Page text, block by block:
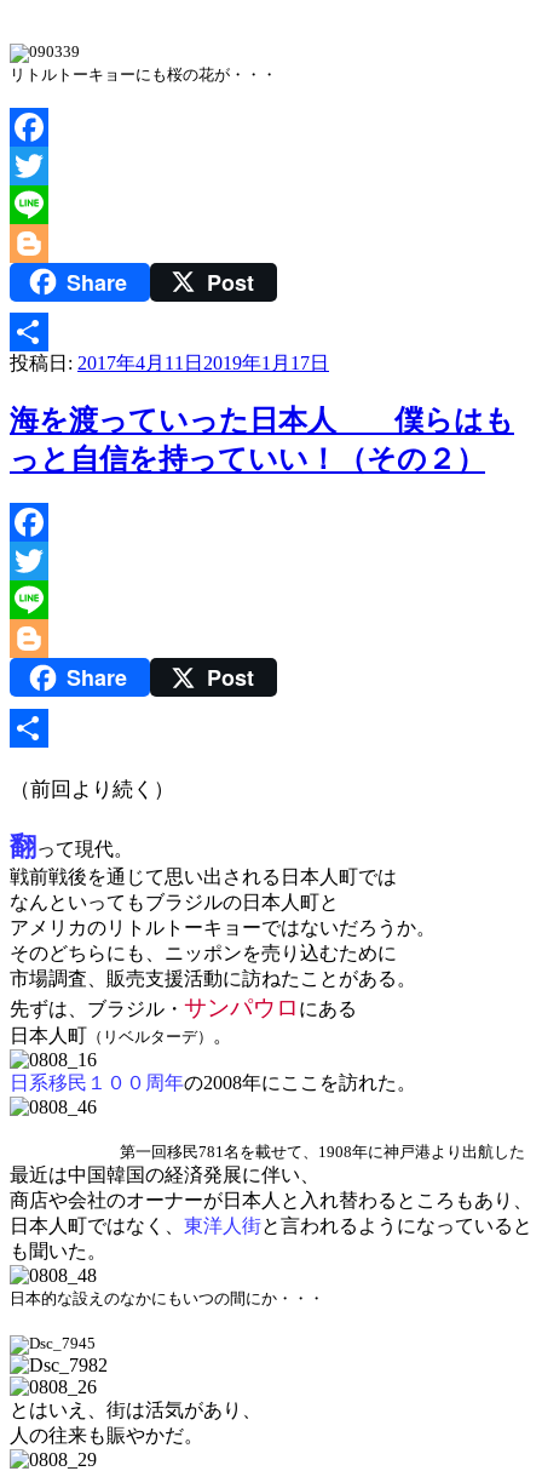
リトルトーキョーにも桜の花が・・・
Facebook
Twitter
Line
BloggerShare Post
共
有
投稿日: 2017年4月11日 2019年1月17日
海を渡っていった日本人 僕らはも
っと自信を持っていい！（その２）
Facebook
Twitter
Line
BloggerShare Post
有
（前回より続く）
翻 って現代。
戦前戦後を通じて思い出される日本人町では
なんといってもブラジルの日本人町と
アメリカのリトルトーキョーではないだろうか。
そのどちらにも、ニッポンを売り込むために
市場調査、販売支援活動に訪ねたことがある。
先ずは、ブラジル・ サンパウロ にある
日本人町 （リベルターデ） 。
日系移民１００周年の2008年にここを訪れた。
第一回移民781名を載せて、1908年に神戸港より 出航した
最近は中国韓国の経済発展に伴い、
商店や会社のオーナーが日本人と入れ替わるところもあり、
日本人町ではなく、 東洋人街と言われるようになっていると
も聞いた。
日本的な設えのなかにもいつの間にか・・・
とはいえ、街は活気があり、
人の往来も賑やかだ。